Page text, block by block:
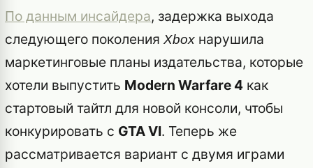
По данным инсайдера, задержка выхода
следующего поколения Xbox нарушила
маркетинговые планы издательства, которые
хотели выпустить Modern Warfare 4 как
стартовый тайтл для новой консоли, чтобы
конкурировать с GTA VI. Теперь же
рассматривается вариант с двумя играми